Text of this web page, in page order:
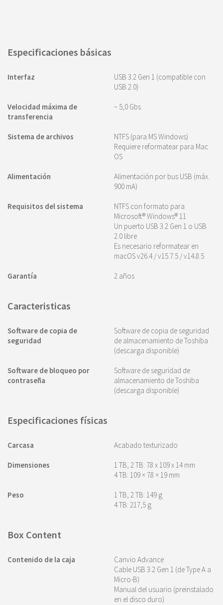
Especificaciones básicas
Interfaz
USB 3.2 Gen 1 (compatible con
USB 2.0)
Velocidad máxima de
transferencia
~ 5,0 Gbs
Sistema de archivos
NTFS (para MS Windows)
Requiere reformatear para Mac
OS
Alimentación
Alimentación por bus USB (máx.
900 mA)
Requisitos del sistema
NTFS con formato para
Microsoft® Windows® 11
Un puerto USB 3.2 Gen 1 o USB
2.0 libre
Es necesario reformatear en
macOS v26.4 / v15.7.5 / v14.8.5
Garantía 2 años
Caracteristicas
Software de copia de
seguridad
Software de copia de seguridad
de almacenamiento de Toshiba
(descarga disponible)
Software de bloqueo por
contraseña
Software de seguridad de
almacenamiento de Toshiba
(descarga disponible)
Especificaciones físicas
Carcasa Acabado texturizado
Dimensiones
1 TB, 2 TB: 78 x 109 x 14 mm
4 TB: 109 × 78 × 19 mm
Peso
1 TB, 2 TB: 149 g
4 TB: 217,5 g
Box Content
Contenido de la caja
Canvio Advance
Cable USB 3.2 Gen 1 (de Type A a
Micro-B)
Manual del usuario (preinstalado
en el disco duro)